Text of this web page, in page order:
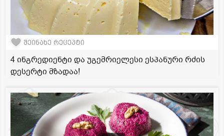
შეინახე რეცეპტი
4 ინგრედიენტი და უგემრიელესი ესპანური რძის
დესერტი მზადაა!